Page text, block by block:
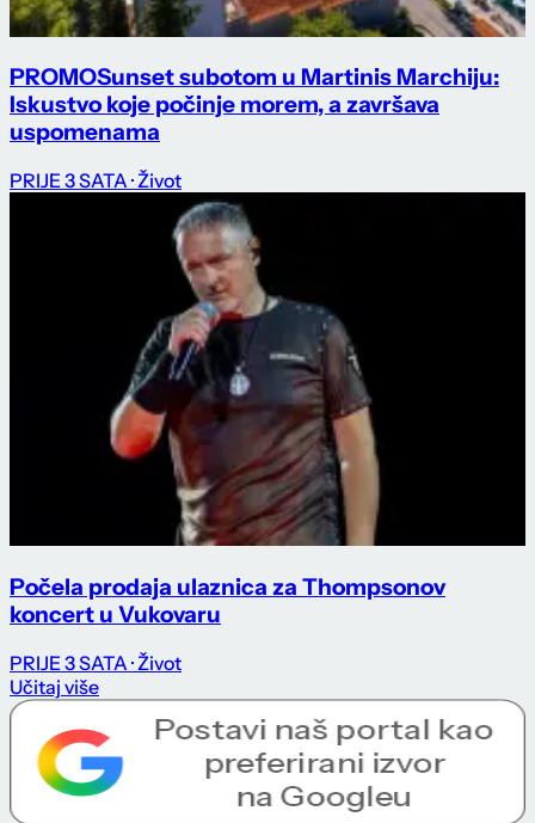
PROMOSunset subotom u Martinis Marchiju:
Iskustvo koje počinje morem, a završava
uspomenama
PRIJE 3 SATA · Život
Počela prodaja ulaznica za Thompsonov
koncert u Vukovaru
PRIJE 3 SATA · Život
Učitaj više